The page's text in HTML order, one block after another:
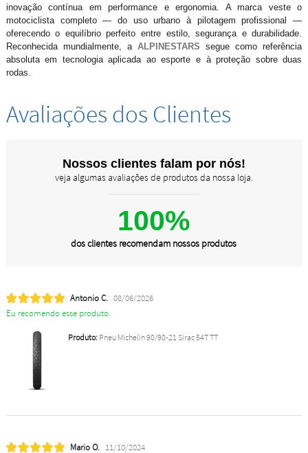
inovação contínua em performance e ergonomia. A marca veste o
motociclista completo — do uso urbano à pilotagem profissional —
oferecendo o equilíbrio perfeito entre estilo, segurança e durabilidade.
Reconhecida mundialmente, a ALPINESTARS segue como referência
absoluta em tecnologia aplicada ao esporte e à proteção sobre duas
rodas.
Avaliações dos Clientes
Nossos clientes falam por nós!
veja algumas avaliações de produtos da nossa loja.
100%
dos clientes recomendam nossos produtos
Antonio C. 08/06/2026
Eu recomendo esse produto.
Produto:Pneu Michelin 90/90-21 Sirac 54T TT
Mario O. 11/10/2024